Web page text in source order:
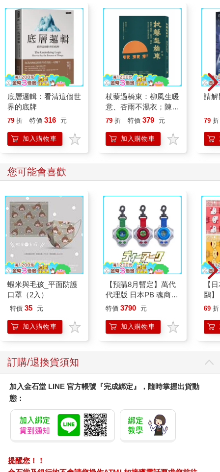
底層邏輯：看清這個世
界的底牌
79 折 特價 316 元
加入購物車
杖藜過橋東：柳風生暖
意、杏雨不濕衣；陳亮
恭談以心轉境的適齡漫
79 折 特價 379 元
加入購物車
請解
79 折
您可能會喜歡
蝦米與毛孩_平面防護
口罩（2入）
特價 35 元
加入購物車
【預購8月暫定】萬代
代理版 日本PB 魂商店
限定 數碼寶貝 D-ARK
特價 3790 元
加入購物車
【
鷗
(8款
企鵝
69 折
訂購/退換貨須知
加入金石堂 LINE 官方帳號『完成綁定』，隨時掌握出貨動
態：
提醒您！！